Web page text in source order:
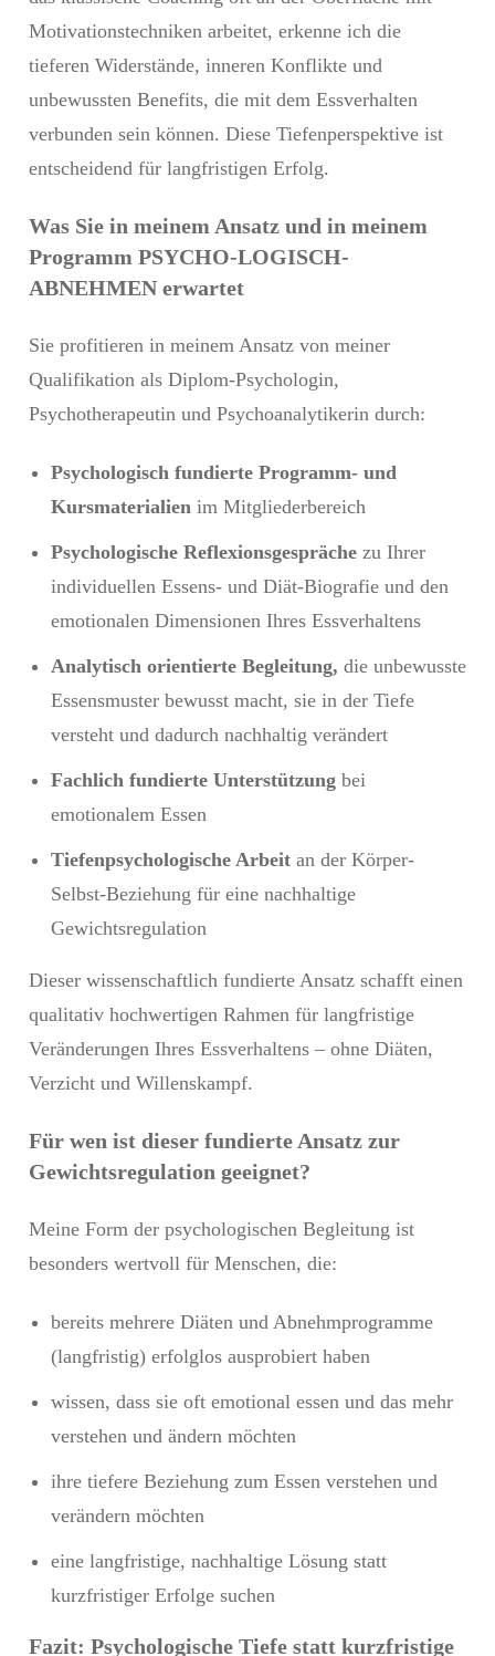
Motivationstechniken arbeitet, erkenne ich die
tieferen Widerstände, inneren Konflikte und
unbewussten Benefits, die mit dem Essverhalten
verbunden sein können. Diese Tiefenperspektive ist
entscheidend für langfristigen Erfolg.
Was Sie in meinem Ansatz und in meinem
Programm PSYCHO-LOGISCH-
ABNEHMEN erwartet
Sie profitieren in meinem Ansatz von meiner
Qualifikation als Diplom-Psychologin,
Psychotherapeutin und Psychoanalytikerin durch:
Psychologisch fundierte Programm- und
Kursmaterialien im Mitgliederbereich
Psychologische Reflexionsgespräche zu Ihrer
individuellen Essens- und Diät-Biografie und den
emotionalen Dimensionen Ihres Essverhaltens
Analytisch orientierte Begleitung, die unbewusste
Essensmuster bewusst macht, sie in der Tiefe
versteht und dadurch nachhaltig verändert
Fachlich fundierte Unterstützung bei
emotionalem Essen
Tiefenpsychologische Arbeit an der Körper-
Selbst-Beziehung für eine nachhaltige
Gewichtsregulation
Dieser wissenschaftlich fundierte Ansatz schafft einen
qualitativ hochwertigen Rahmen für langfristige
Veränderungen Ihres Essverhaltens – ohne Diäten,
Verzicht und Willenskampf.
Für wen ist dieser fundierte Ansatz zur
Gewichtsregulation geeignet?
Meine Form der psychologischen Begleitung ist
besonders wertvoll für Menschen, die:
bereits mehrere Diäten und Abnehmprogramme
(langfristig) erfolglos ausprobiert haben
wissen, dass sie oft emotional essen und das mehr
verstehen und ändern möchten
ihre tiefere Beziehung zum Essen verstehen und
verändern möchten
eine langfristige, nachhaltige Lösung statt
kurzfristiger Erfolge suchen
Fazit: Psychologische Tiefe statt kurzfristige